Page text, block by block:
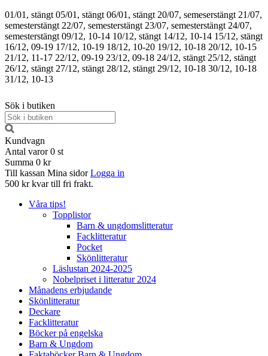
01/01, stängt 05/01, stängt 06/01, stängt 20/07, semeserstängt 21/07,
semesterstängt 22/07, semesterstängt 23/07, semesterstängt 24/07,
semesterstängt 09/12, 10-14 10/12, stängt 14/12, 10-14 15/12, stängt
16/12, 09-19 17/12, 10-19 18/12, 10-20 19/12, 10-18 20/12, 10-15
21/12, 11-17 22/12, 09-19 23/12, 09-18 24/12, stängt 25/12, stängt
26/12, stängt 27/12, stängt 28/12, stängt 29/12, 10-18 30/12, 10-18
31/12, 10-13
Sök i butiken
Kundvagn
Antal varor 0 st
Summa 0 kr
Till kassan Mina sidor Logga in
500 kr kvar till fri frakt.
Våra tips!
Topplistor
Barn & ungdomslitteratur
Facklitteratur
Pocket
Skönlitteratur
Läslustan 2024-2025
Nobelpriset i litteratur 2024
Månadens erbjudande
Skönlitteratur
Deckare
Facklitteratur
Böcker på engelska
Barn & Ungdom